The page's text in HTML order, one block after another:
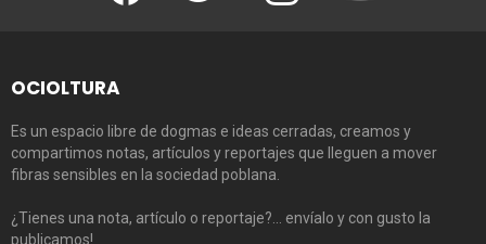
OCIOLTURA
Es un espacio libre de dogmas e ideas cerradas, creamos y
compartimos notas, artículos y reportajes que lleguen a mover
fibras sensibles en la sociedad poblana.
¿Tienes una nota, artículo o reportaje?… envíalo y con gusto la
publicamos!